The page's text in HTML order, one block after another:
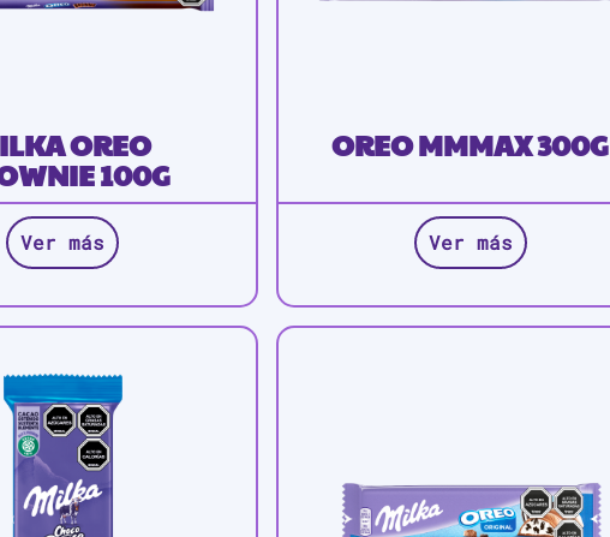
OREO
100G
Ver más
OREO MMMAX 300G
Ver más